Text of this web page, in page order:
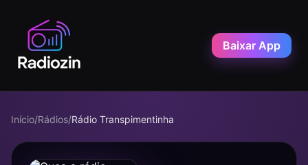
Baixar App
Início/Rádios/Rádio Transpimentinha